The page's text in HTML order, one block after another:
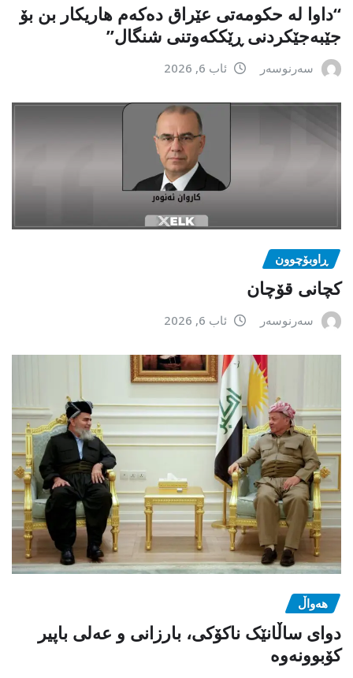
“داوا لە حكومەتی عێراق دەكەم هاریكار بن بۆ
جێبەجێكردنی ڕێككەوتنی شنگال”
سەرنوسەر ئاب 6, 2026
ڕاوبۆچوون
کچانی قۆچان
سەرنوسەر ئاب 6, 2026
هەواڵ
دوای ساڵانێک ناکۆکی، بارزانی و عەلی باپیر
کۆبوونەوە